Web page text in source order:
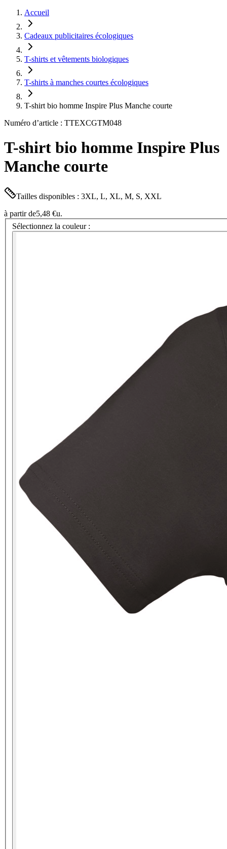
Accueil
Cadeaux publicitaires écologiques
T-shirts et vêtements biologiques
T-shirts à manches courtes écologiques
T-shirt bio homme Inspire Plus Manche courte
Numéro d’article : TTEXCGTM048
T-shirt bio homme Inspire Plus
Manche courte
Tailles disponibles : 3XL, L, XL, M, S, XXL
à partir de5,48 €u.
Sélectionnez la couleur :